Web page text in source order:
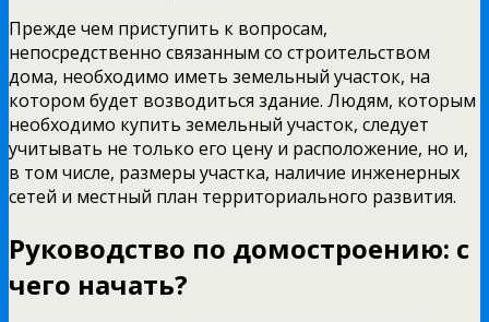
Прежде чем приступить к вопросам,
непосредственно связанным со строительством
дома, необходимо иметь земельный участок, на
котором будет возводиться здание. Людям, которым
необходимо купить земельный участок, следует
учитывать не только его цену и расположение, но и,
в том числе, размеры участка, наличие инженерных
сетей и местный план территориального развития.
Руководство по домостроению: с
чего начать?